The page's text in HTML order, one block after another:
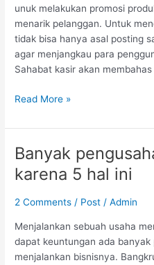
unuk melakukan promosi
menarik pelanggan. Untuk
tidak bisa hanya asal posting
agar menjangkau para
Sahabat kasir akan membahas
Read More »
Banyak
karena 5 hal ini
2 Comments / Post /Admin
Menjalankan sebuah usaha
dapat keuntungan ada
menjalankan bisnisnya.
Banyak
pengusaha
yang
5
hal
ini